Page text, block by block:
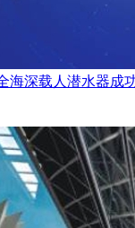
海深载人潜水器成